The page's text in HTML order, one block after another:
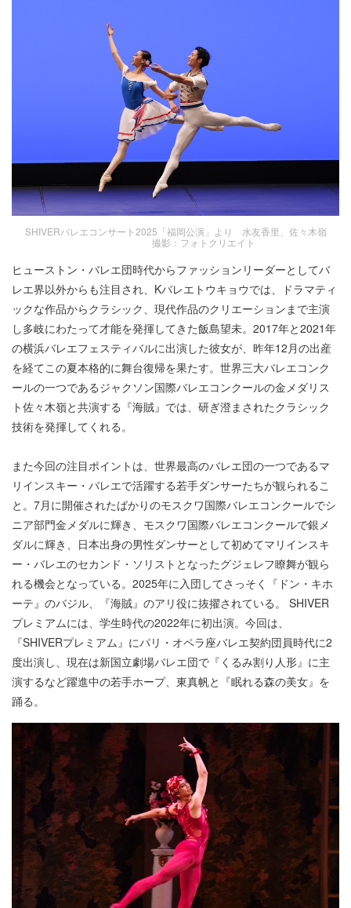
SHIVERバレエコンサート2025「福岡公演」より 水友香里、佐々木嶺
撮影：フォトクリエイト
ヒューストン・バレエ団時代からファッションリーダーとしてバ
レエ界以外からも注目され、Kバレエトウキョウでは、ドラマティ
ックな作品からクラシック、現代作品のクリエーションまで主演
し多岐にわたって才能を発揮してきた飯島望未。2017年と2021年
の横浜バレエフェスティバルに出演した彼女が、昨年12月の出産
を経てこの夏本格的に舞台復帰を果たす。世界三大バレエコンク
ールの一つであるジャクソン国際バレエコンクールの金メダリス
ト佐々木嶺と共演する『海賊』では、研ぎ澄まされたクラシック
技術を発揮してくれる。
また今回の注目ポイントは、世界最高のバレエ団の一つであるマ
リインスキー・バレエで活躍する若手ダンサーたちが観られるこ
と。7月に開催されたばかりのモスクワ国際バレエコンクールでシ
ニア部門金メダルに輝き、モスクワ国際バレエコンクールで銀メ
ダルに輝き、日本出身の男性ダンサーとして初めてマリインスキ
ー・バレエのセカンド・ソリストとなったグジェレフ瞭舞が観ら
れる機会となっている。2025年に入団してさっそく『ドン・キホ
ーテ』のバジル、『海賊』のアリ役に抜擢されている。 SHIVER
プレミアムには、学生時代の2022年に初出演。今回は、
『SHIVERプレミアム』にパリ・オペラ座バレエ契約団員時代に2
度出演し、現在は新国立劇場バレエ団で『くるみ割り人形』に主
演するなど躍進中の若手ホープ、東真帆と『眠れる森の美女』を
踊る。